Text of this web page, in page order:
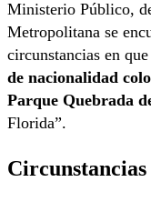
Ministerio Público,
Metropolitana se
circunstancias en que
de nacionalidad
Parque Quebrada
Florida”.
Circunstancias